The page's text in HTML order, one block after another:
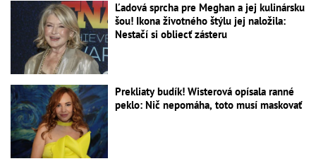
Ľadová sprcha pre Meghan a jej kulinársku
šou! Ikona životného štýlu jej naložila:
Nestačí si obliecť zásteru
Prekliaty budík! Wisterová opísala ranné
peklo: Nič nepomáha, toto musí maskovať